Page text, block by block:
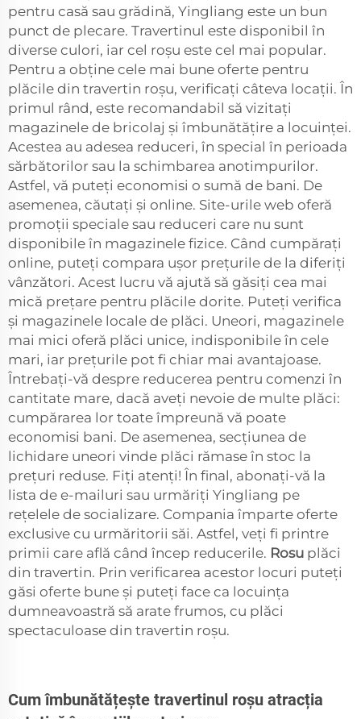
pentru casă sau grădină, Yingliang este un bun
punct de plecare. Travertinul este disponibil în
diverse culori, iar cel roșu este cel mai popular.
Pentru a obține cele mai bune oferte pentru
plăcile din travertin roșu, verificați câteva locații. În
primul rând, este recomandabil să vizitați
magazinele de bricolaj și îmbunătățire a locuinței.
Acestea au adesea reduceri, în special în perioada
sărbătorilor sau la schimbarea anotimpurilor.
Astfel, vă puteți economisi o sumă de bani. De
asemenea, căutați și online. Site-urile web oferă
promoții speciale sau reduceri care nu sunt
disponibile în magazinele fizice. Când cumpărați
online, puteți compara ușor prețurile de la diferiți
vânzători. Acest lucru vă ajută să găsiți cea mai
mică prețare pentru plăcile dorite. Puteți verifica
și magazinele locale de plăci. Uneori, magazinele
mai mici oferă plăci unice, indisponibile în cele
mari, iar prețurile pot fi chiar mai avantajoase.
Întrebați-vă despre reducerea pentru comenzi în
cantitate mare, dacă aveți nevoie de multe plăci:
cumpărarea lor toate împreună vă poate
economisi bani. De asemenea, secțiunea de
lichidare uneori vinde plăci rămase în stoc la
prețuri reduse. Fiți atenți! În final, abonați-vă la
lista de e-mailuri sau urmăriți Yingliang pe
rețelele de socializare. Compania împarte oferte
exclusive cu urmăritorii săi. Astfel, veți fi printre
primii care află când încep reducerile. Rosu plăci
din travertin. Prin verificarea acestor locuri puteți
găsi oferte bune și puteți face ca locuința
dumneavoastră să arate frumos, cu plăci
spectaculoase din travertin roșu.
Cum îmbunătățește travertinul roșu atracția